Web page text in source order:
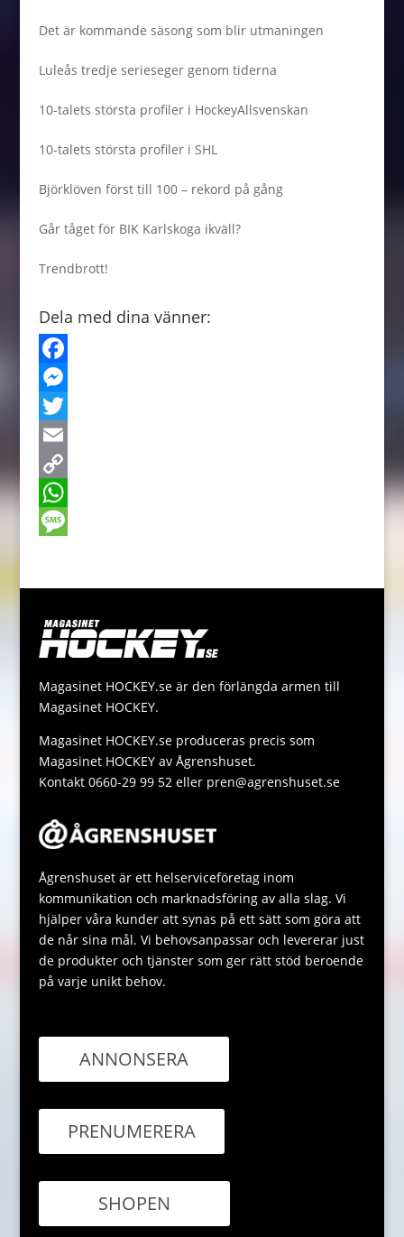
Det är kommande säsong som blir utmaningen
Luleås tredje serieseger genom tiderna
10-talets största profiler i HockeyAllsvenskan
10-talets största profiler i SHL
Björklöven först till 100 – rekord på gång
Går tåget för BIK Karlskoga ikväll?
Trendbrott!
Dela med dina vänner:
F
a
c
e
b
o
M
e
s
s
e
r
T
w
t
E
m
a
C
o
i
k
W
s
p
s
g
Magasinet HOCKEY.se är den förlängda armen till
Magasinet HOCKEY.
Magasinet HOCKEY.se produceras precis som
Magasinet HOCKEY av Ågrenshuset.
Kontakt 0660-29 99 52 eller pren@agrenshuset.se
Ågrenshuset är ett helserviceföretag inom
kommunikation och marknadsföring av alla slag. Vi
hjälper våra kunder att synas på ett sätt som göra att
de når sina mål. Vi behovsanpassar och levererar just
de produkter och tjänster som ger rätt stöd beroende
på varje unikt behov.
ANNONSERA
PRENUMERERA
SHOPEN